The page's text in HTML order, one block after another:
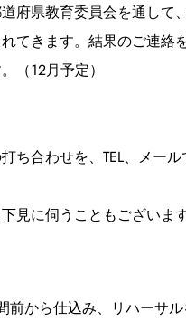
府県教育委員会を通して
てきます。結果のご連絡
（12月予定）
ち合わせを、TEL、メール
見に伺うこともございます
前から仕込み、リハーサル